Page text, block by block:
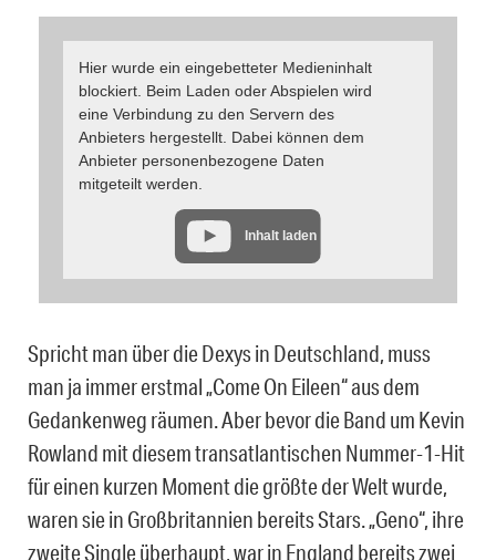
Hier wurde ein eingebetteter Medieninhalt
blockiert. Beim Laden oder Abspielen wird
eine Verbindung zu den Servern des
Anbieters hergestellt. Dabei können dem
Anbieter personenbezogene Daten
mitgeteilt werden.
Inhalt laden
Spricht man über die Dexys in Deutschland, muss
man ja immer erstmal „Come On Eileen“ aus dem
Gedankenweg räumen. Aber bevor die Band um Kevin
Rowland mit diesem transatlantischen Nummer-1-Hit
für einen kurzen Moment die größte der Welt wurde,
waren sie in Großbritannien bereits Stars. „Geno“, ihre
zweite Single überhaupt, war in England bereits zwei